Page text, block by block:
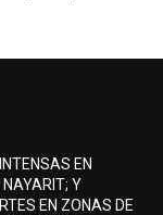
EN
Y
EN ZONAS DE